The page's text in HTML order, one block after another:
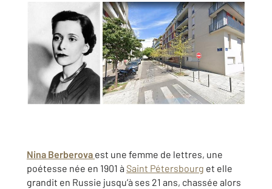
Nina Berberova est une femme de lettres, une
poétesse née en 1901 à Saint Pétersbourg et elle
grandit en Russie jusqu’à ses 21 ans, chassée alors